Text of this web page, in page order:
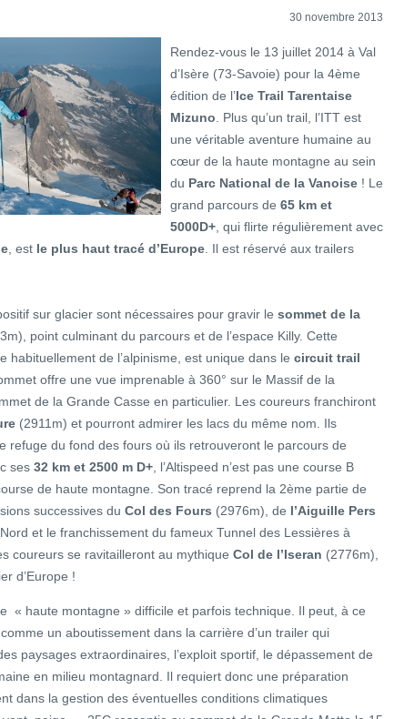
30 novembre 2013
Rendez-vous le 13 juillet 2014 à Val
d’Isère (73-Savoie) pour la 4ème
édition de l’Ice Trail Tarentaise
Mizuno . Plus qu’un trail, l’ITT est
une véritable aventure humaine au
cœur de la haute montagne au sein
du Parc National de la Vanoise ! Le
grand parcours de 65 km et
5000D+ , qui flirte régulièrement avec
, est le plus haut tracé d’Europe . Il est réservé aux trailers
sur glacier sont nécessaires pour gravir le sommet de la
point culminant du parcours et de l’espace Killy. Cette
habituellement de l’alpinisme, est unique dans le circuit trail
offre une vue imprenable à 360° sur le Massif de la
de la Grande Casse en particulier. Les coureurs franchiront
(2911m) et pourront admirer les lacs du même nom. Ils
refuge du fond des fours où ils retrouveront le parcours de
ses 32 km et 2500 m D+ , l’Altispeed n’est pas une course B
de haute montagne. Son tracé reprend la 2ème partie de
successives du Col des Fours (2976m), de l’Aiguille Pers
et le franchissement du fameux Tunnel des Lessières à
coureurs se ravitailleront au mythique Col de l’Iseran (2776m),
d’Europe !
« haute montagne » difficile et parfois technique. Il peut, à ce
un aboutissement dans la carrière d’un trailer qui
paysages extraordinaires, l’exploit sportif, le dépassement de
en milieu montagnard. Il requiert donc une préparation
dans la gestion des éventuelles conditions climatiques